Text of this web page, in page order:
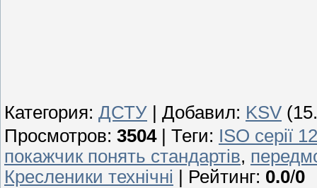
Категория: ДСТУ Добавил: KSV
Просмотров: 3504| Теги: ІSO серії
покажчик понять стандартів,
Кресленики технічні
Рейтинг: 0.0/0